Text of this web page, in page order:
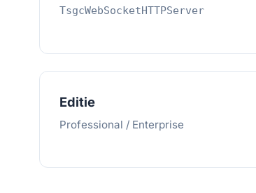
TsgcWebSocketHTTPServer
Editie
Professional / Enterprise